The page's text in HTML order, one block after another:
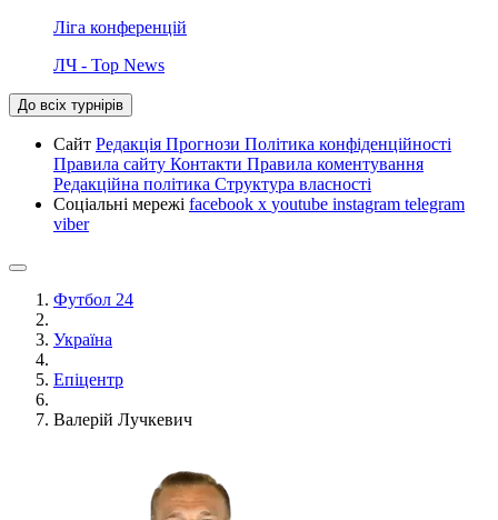
Ліга конференцій
ЛЧ - Top News
До всіх турнірів
Сайт Редакція Прогнози Політика конфіденційності
Правила сайту Контакти Правила коментування
Редакційна політика Структура власності
Соціальні мережі facebook x youtube instagram telegram
viber
Футбол 24
Україна
Епіцентр
Валерій Лучкевич